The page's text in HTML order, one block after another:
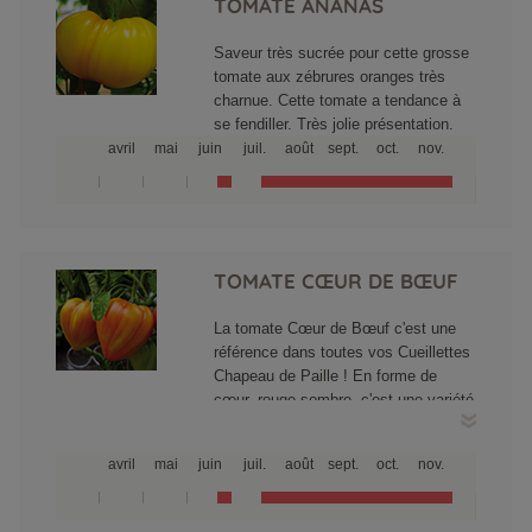
TOMATE ANANAS
Saveur très sucrée pour cette grosse
tomate aux zébrures oranges très
charnue. Cette tomate a tendance à
se fendiller. Très jolie présentation.
avril mai juin juil. août sept. oct. nov.
TOMATE CŒUR DE BŒUF
La tomate Cœur de Bœuf c'est une
référence dans toutes vos Cueillettes
Chapeau de Paille ! En forme de
cœur, rouge sombre, c'est une variété
conditions de cultures. Sa chair
délicieuse est très fine et
avril mai juin juil. août sept. oct. nov.